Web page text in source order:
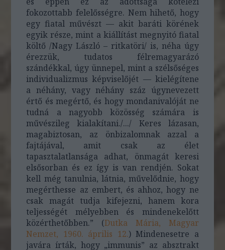
fokozottabb felelősségre. Nem hihető, hogy
egy fiatal művészt — akit baráti körének
egyik része, mint a kiállítást megnyitó fiatal
költő /Nagy László – ritkatöri/ is, néha úgy
érezzük, tudatos félremagyarázó
szándékkal, úgy ünnepel, mint a szélsőséges
individualizmus képviselőjét — kielégítene
a néhány, vagy néhány száz úgynevezett
értő és megértő, és hogy mondanivalóját ne
tudná a nagyobb közösség számára is
művészileg kialakítani./.../ Keres lázasan,
magabiztosan, az önbizalomnak azzal a
fajtájával, amit csak az élet
tapasztalatlansága adhat, önmagát keresi
elsősorban és ez így is van rendjén. Sokat
kell még tanulnia, látnia, művelődnie, hogy
megérthesse az embert, és ahhoz, hogy ne
csak magát tudja kifejezni, hanem kora
teljességét mélyebben és mindenekelőtt
közérthetőbben.” (Dutka Mária, Magyar
Nemzet, 1960. április 12.) Mindenesetre a
javára írták, hogy „immunis” az absztrakt